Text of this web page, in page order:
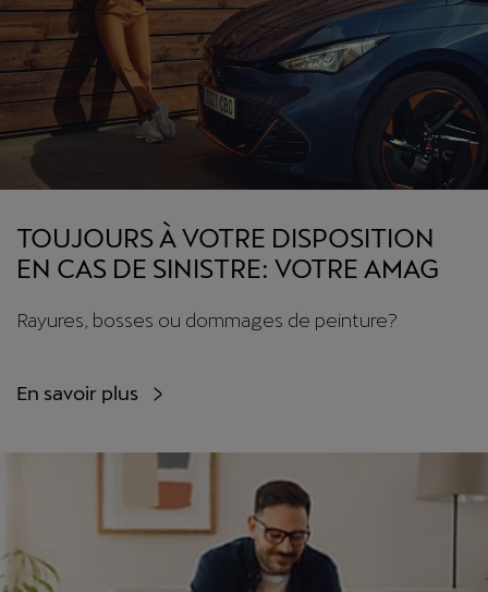
TOUJOURS À VOTRE DISPOSITION
EN CAS DE SINISTRE: VOTRE AMAG
Rayures, bosses ou dommages de peinture?
En savoir plus